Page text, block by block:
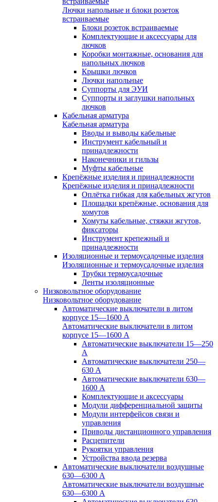
Лючки напольные и блоки розеток
встраиваемые
Блоки розеток встраиваемые
Комплектующие и аксессуары для
лючков
Коробки монтажные, основания для
напольных лючков
Крышки лючков
Лючки напольные
Суппорты для ЭУИ
Суппорты и заглушки напольных
лючков
Кабельная арматура
Кабельная арматура
Вводы и выводы кабельные
Инструмент кабельный и
принадлежности
Наконечники и гильзы
Муфты кабельные
Крепёжные изделия и принадлежности
Крепёжные изделия и принадлежности
Оплётка гибкая для кабельных жгутов
Площадки крепёжные, основания для
хомутов
Хомуты кабельные, стяжки жгутов,
фиксаторы
Инструмент крепежный и
принадлежности
Изоляционные и термоусадочные изделия
Изоляционные и термоусадочные изделия
Трубки термоусадочные
Ленты изоляционные
Низковольтное оборудование
Низковольтное оборудование
Автоматические выключатели в литом
корпусе 15—1600 А
Автоматические выключатели в литом
корпусе 15—1600 А
Автоматические выключатели 15—250
А
Автоматические выключатели 250—
630 А
Автоматические выключатели 630—
1600 А
Комплектующие и аксессуары
Модули дифференциальной защиты
Модули интерфейсов связи и
управления
Приводы дистанционного управления
Расцепители
Рукоятки управления
Устройства ввода резерва
Автоматические выключатели воздушные
630—6300 А
Автоматические выключатели воздушные
630—6300 А